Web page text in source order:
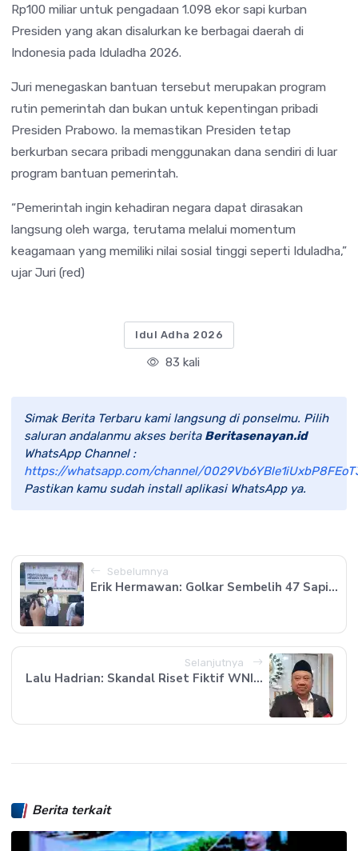
Rp100 miliar untuk pengadaan 1.098 ekor sapi kurban
Presiden yang akan disalurkan ke berbagai daerah di
Indonesia pada Iduladha 2026.
Juri menegaskan bantuan tersebut merupakan program
rutin pemerintah dan bukan untuk kepentingan pribadi
Presiden Prabowo. Ia memastikan Presiden tetap
berkurban secara pribadi menggunakan dana sendiri di luar
program bantuan pemerintah.
“Pemerintah ingin kehadiran negara dapat dirasakan
langsung oleh warga, terutama melalui momentum
keagamaan yang memiliki nilai sosial tinggi seperti Iduladha,”
ujar Juri (red)
Idul Adha 2026
83 kali
Simak Berita Terbaru kami langsung di ponselmu. Pilih
saluran andalanmu akses berita Beritasenayan.id
WhatsApp Channel :
https://whatsapp.com/channel/
Pastikan kamu sudah install aplikasi WhatsApp ya.
Sebelumnya
Erik Hermawan: Golkar Sembelih 47 Sapi...
Selanjutnya
Lalu Hadrian: Skandal Riset Fiktif WNI...
Berita terkait